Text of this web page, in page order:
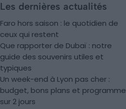
Les dernières actualités
Faro hors saison : le quotidien de
ceux qui restent
Que rapporter de Dubaï : notre
guide des souvenirs utiles et
typiques
Un week-end à Lyon pas cher :
budget, bons plans et programme
sur 2 jours